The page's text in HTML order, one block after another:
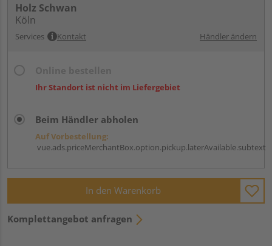
Holz Schwan
Köln
Services Kontakt Händler ändern
Ihr Standort ist nicht im Liefergebiet
Beim Händler abholen
Auf Vorbestellung:
vue.ads.priceMerchantBox.option.pickup.laterAvailable.subtext
In den Warenkorb
Komplettangebot anfragen